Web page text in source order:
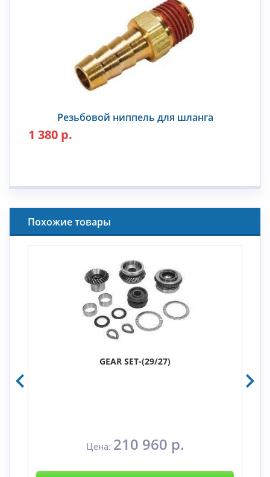
Резьбовой ниппель для шланга
1 380 р.
Похожие товары
GEAR SET-(29/27)
Цена: 210 960 р.